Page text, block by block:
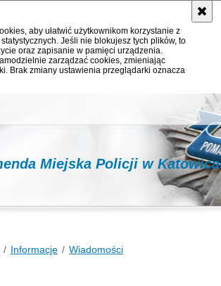
aby ułatwić użytkownikom korzystanie z
Jeśli nie blokujesz tych plików, to
oraz zapisanie w pamięci urządzenia.
zarządzać cookies, zmieniając
Brak zmiany ustawienia przeglądarki oznacza
Miejska Policji w
Informacje Wiadomości